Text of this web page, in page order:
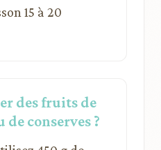
15 à 20
des fruits de
conserves ?